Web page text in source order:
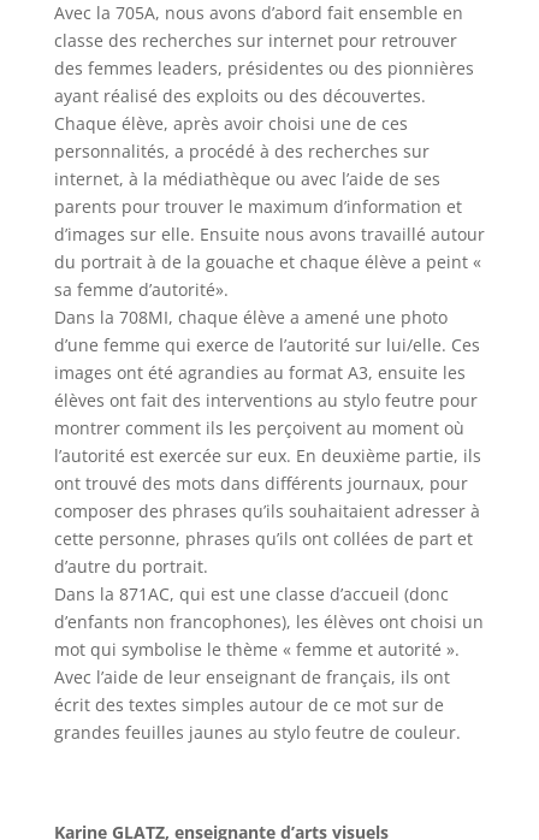
Avec la 705A, nous avons d’abord fait ensemble en
classe des recherches sur internet pour retrouver
des femmes leaders, présidentes ou des pionnières
ayant réalisé des exploits ou des découvertes.
Chaque élève, après avoir choisi une de ces
personnalités, a procédé à des recherches sur
internet, à la médiathèque ou avec l’aide de ses
parents pour trouver le maximum d’information et
d’images sur elle. Ensuite nous avons travaillé autour
du portrait à de la gouache et chaque élève a peint «
sa femme d’autorité».
Dans la 708MI, chaque élève a amené une photo
d’une femme qui exerce de l’autorité sur lui/elle. Ces
images ont été agrandies au format A3, ensuite les
élèves ont fait des interventions au stylo feutre pour
montrer comment ils les perçoivent au moment où
l’autorité est exercée sur eux. En deuxième partie, ils
ont trouvé des mots dans différents journaux, pour
composer des phrases qu’ils souhaitaient adresser à
cette personne, phrases qu’ils ont collées de part et
d’autre du portrait.
Dans la 871AC, qui est une classe d’accueil (donc
d’enfants non francophones), les élèves ont choisi un
mot qui symbolise le thème « femme et autorité ».
Avec l’aide de leur enseignant de français, ils ont
écrit des textes simples autour de ce mot sur de
grandes feuilles jaunes au stylo feutre de couleur.
Karine GLATZ, enseignante d’arts visuels